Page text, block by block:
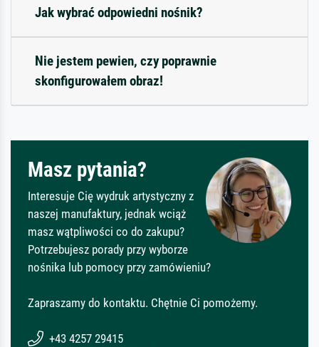
Jak wybrać odpowiedni nośnik?
Nie jestem pewien, czy poprawnie
skonfigurowałem obraz!
Masz pytania?
Interesuje Cię wydruk artystyczny z
naszej manufaktury, jednak wciąż
masz wątpliwości co do zakupu?
Potrzebujesz porady przy wyborze
nośnika lub pomocy przy zamówieniu?
Zapraszamy do kontaktu. Chętnie Ci pomożemy.
+43 4257 29415